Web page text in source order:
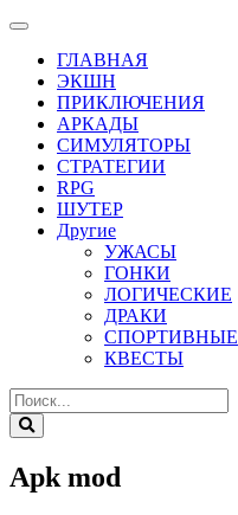
ГЛАВНАЯ
ЭКШН
ПРИКЛЮЧЕНИЯ
АРКАДЫ
СИМУЛЯТОРЫ
СТРАТЕГИИ
RPG
ШУТЕР
Другие
УЖАСЫ
ГОНКИ
ЛОГИЧЕСКИЕ
ДРАКИ
СПОРТИВНЫЕ
КВЕСТЫ
Apk mod